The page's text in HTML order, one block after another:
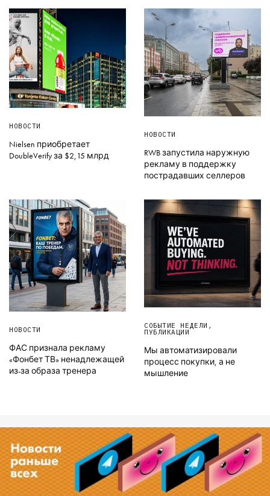
НОВОСТИ
Nielsen приобретает
DoubleVerify за $2,15 млрд
НОВОСТИ
RWB запустила наружную
рекламу в поддержку
пострадавших селлеров
НОВОСТИ
ФАС признала рекламу
«Фонбет ТВ» ненадлежащей
из-за образа тренера
СОБЫТИЕ НЕДЕЛИ ,
ПУБЛИКАЦИИ
Мы автоматизировали
процесс покупки, а не
мышление